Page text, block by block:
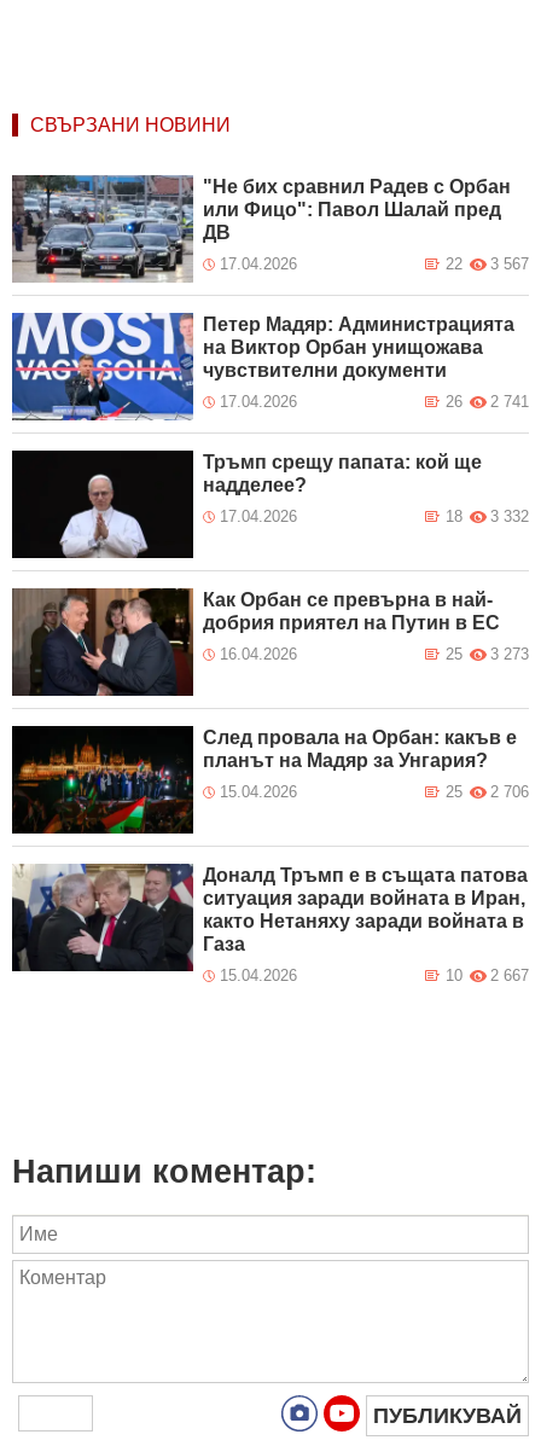
СВЪРЗАНИ НОВИНИ
"Не бих сравнил Радев с Орбан
или Фицо": Павол Шалай пред
ДВ
17.04.2026 3 567
22
Петер Мадяр: Администрацията
на Виктор Орбан унищожава
чувствителни документи
17.04.2026 2 741
26
Тръмп срещу папата: кой ще
надделее?
17.04.2026 3 332
18
Как Орбан се превърна в най-
добрия приятел на Путин в ЕС
16.04.2026 3 273
25
След провала на Орбан: какъв е
планът на Мадяр за Унгария?
15.04.2026 2 706
25
Доналд Тръмп е в същата патова
ситуация заради войната в Иран,
както Нетаняху заради войната в
Газа
15.04.2026 2 667
10
Напиши коментар:
ПУБЛИКУВАЙ